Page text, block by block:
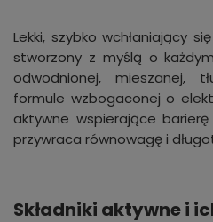
Lekki, szybko wchłaniający
stworzony z myślą o
odwodnionej, mieszanej,
formule wzbogaconej o
aktywne wspierające
przywraca równowagę i
Składniki aktywne i